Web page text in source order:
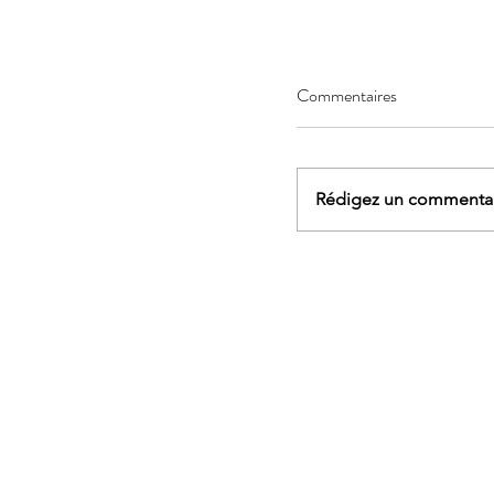
Commentaires
Rédigez un